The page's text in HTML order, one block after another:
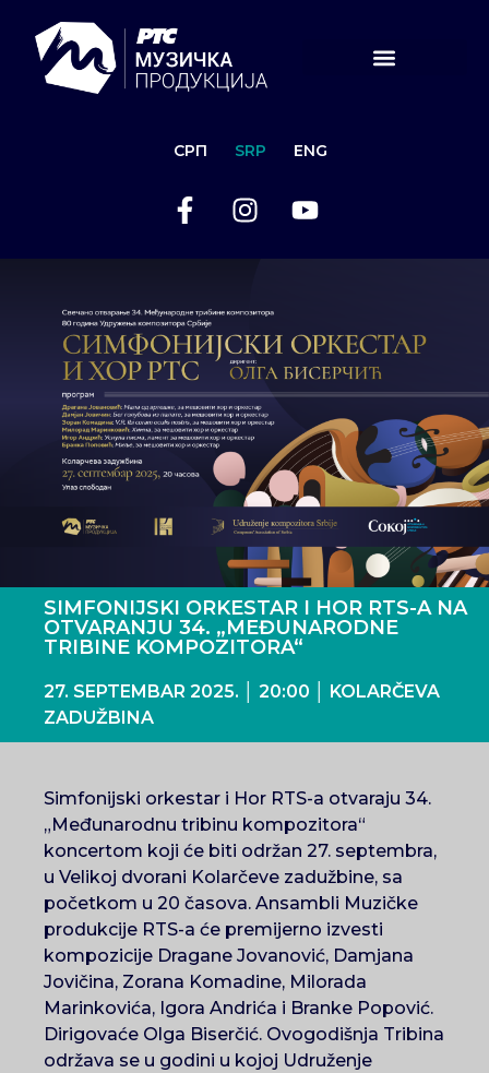
СРП SRP ENG
SIMFONIJSKI ORKESTAR I HOR RTS-A NA
OTVARANJU 34. „MEĐUNARODNE
TRIBINE KOMPOZITORA“
27. SEPTEMBAR 2025. │ 20:00 │ KOLARČEVA
ZADUŽBINA
Simfonijski orkestar i Hor RTS-a otvaraju 34.
„Međunarodnu tribinu kompozitora“
koncertom koji će biti održan 27. septembra,
u Velikoj dvorani Kolarčeve zadužbine, sa
početkom u 20 časova. Ansambli Muzičke
produkcije RTS-a će premijerno izvesti
kompozicije Dragane Jovanović, Damjana
Jovičina, Zorana Komadine, Milorada
Marinkovića, Igora Andrića i Branke Popović.
Dirigovaće Olga Biserčić. Ovogodišnja Tribina
održava se u godini u kojoj Udruženje